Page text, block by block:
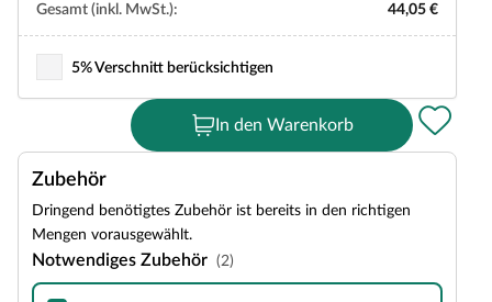
Gesamt (inkl. MwSt.): 44,05 €
5% Verschnitt berücksichtigen
In den Warenkorb
Zubehör
Dringend benötigtes Zubehör ist bereits in den richtigen
Mengen vorausgewählt.
Notwendiges Zubehör (2)